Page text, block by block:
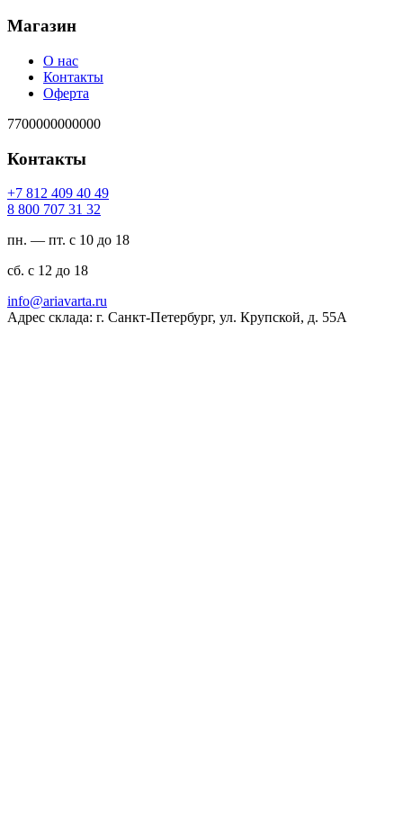
Магазин
О нас
Контакты
Оферта
7700000000000
Контакты
94 04 904 218 7+
23 13 707 008 8
пн. — пт. с 10 до 18
сб. с 12 до 18
ur.atravaira@ofni
Адрес склада: г. Санкт-Петербург, ул. Крупской, д. 55А